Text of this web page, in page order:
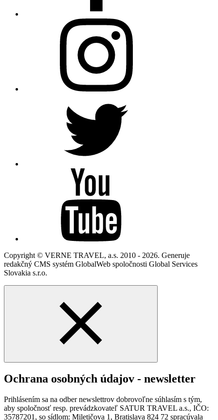
Copyright © VERNE TRAVEL, a.s. 2010 - 2026. Generuje
redakčný CMS systém GlobalWeb spoločnosti Global Services
Slovakia s.r.o.
Ochrana osobných údajov - newsletter
Prihlásením sa na odber newslettrov dobrovoľne súhlasím s tým,
aby spoločnosť resp. prevádzkovateľ SATUR TRAVEL a.s., IČO:
35787201, so sídlom: Miletičova 1, Bratislava 824 72 spracúvala